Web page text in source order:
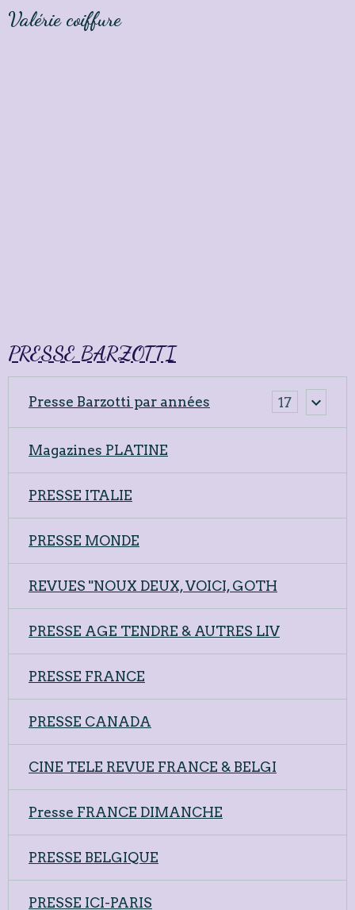
Valérie coiffure
PRESSE BARZOTTI
Presse Barzotti par années 17
Magazines PLATINE
PRESSE ITALIE
PRESSE MONDE
REVUES "NOUX DEUX, VOICI, GOTH
PRESSE AGE TENDRE & AUTRES LIV
PRESSE FRANCE
PRESSE CANADA
CINE TELE REVUE FRANCE & BELGI
Presse FRANCE DIMANCHE
PRESSE BELGIQUE
PRESSE ICI-PARIS